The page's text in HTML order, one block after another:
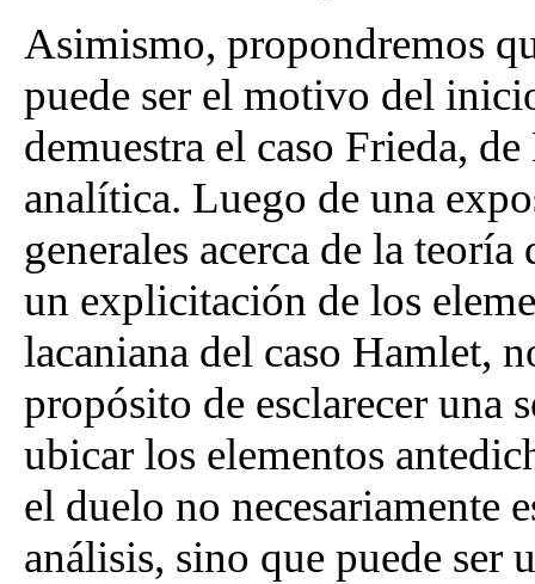
Asimismo, propondremos
puede ser el motivo del
demuestra el caso Frieda,
analítica. Luego de una
generales acerca de la
un explicitación de los
lacaniana del caso Hamlet,
propósito de esclarecer una
ubicar los elementos
el duelo no necesariamente
análisis, sino que puede ser